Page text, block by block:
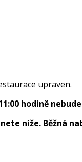
upraven.
hodině
níže. Běžná